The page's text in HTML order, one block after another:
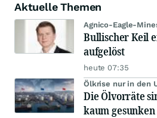
Aktuelle Themen
Agnico-Eagle-
Bullischer Keil
aufgelöst
heute 07:35
Ölkrise nur in den
Die Ölvorräte
kaum gesunken